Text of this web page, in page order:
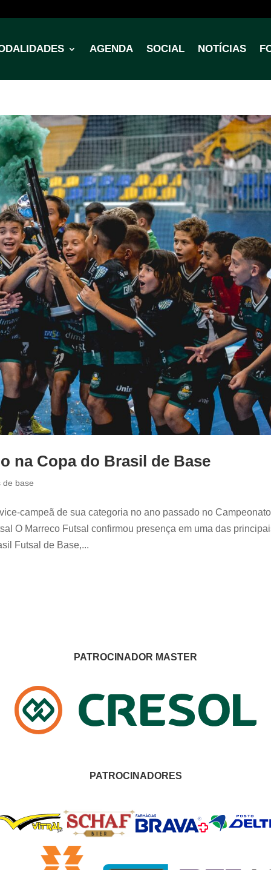
AGENDA SOCIAL NOTÍCIAS
na Copa do Brasil de Base
de base
campeã de sua categoria no ano passado no Campeonato
O Marreco Futsal confirmou presença em uma das
Futsal de Base,...
PATROCINADOR MASTER
PATROCINADORES